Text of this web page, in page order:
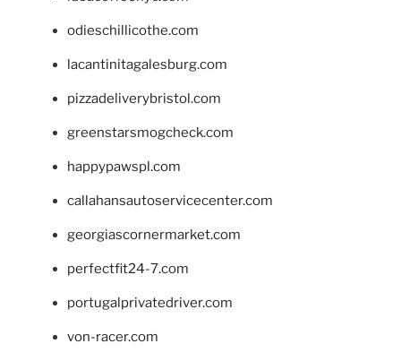
odieschillicothe.com
lacantinitagalesburg.com
pizzadeliverybristol.com
greenstarsmogcheck.com
happypawspl.com
callahansautoservicecenter.com
georgiascornermarket.com
perfectfit24-7.com
portugalprivatedriver.com
von-racer.com